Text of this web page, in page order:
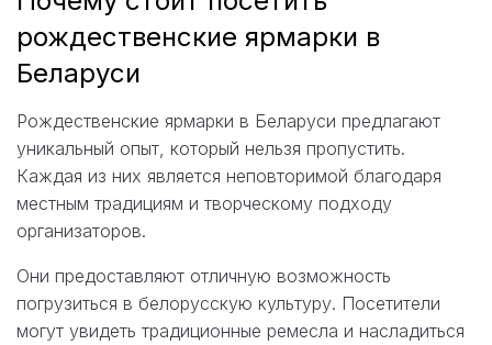
рождественские ярмарки в
Беларуси
Рождественские ярмарки в Беларуси предлагают
уникальный опыт, который нельзя пропустить.
Каждая из них является неповторимой благодаря
местным традициям и творческому подходу
организаторов.
Они предоставляют отличную возможность
погрузиться в белорусскую культуру. Посетители
могут увидеть традиционные ремесла и насладиться